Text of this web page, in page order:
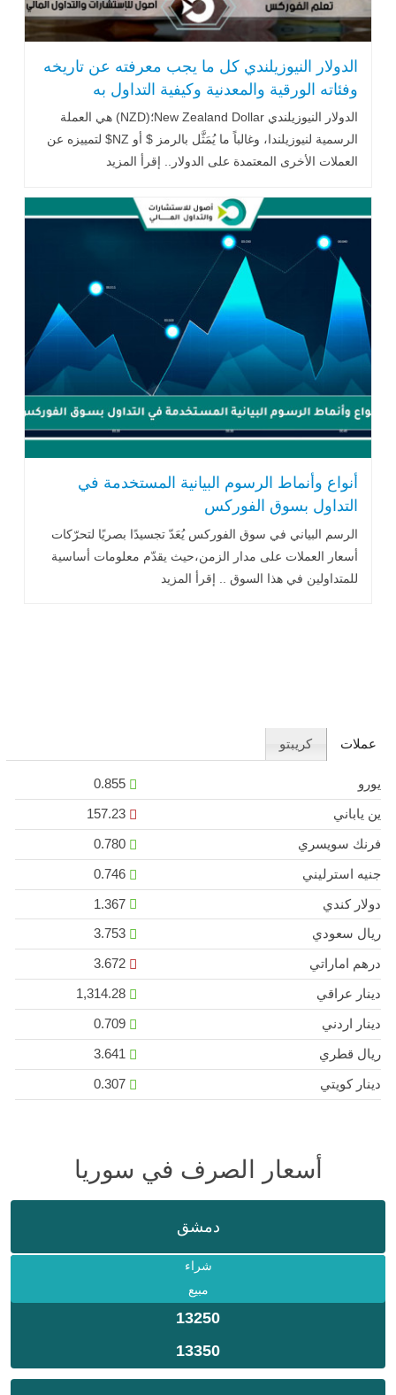
الدولار النيوزيلندي كل ما يجب معرفته عن تاريخه
وفئاته الورقية والمعدنية وكيفية التداول به
الدولار النيوزيلندي New Zealand Dollar؛(NZD) هي العملة
الرسمية لنيوزيلندا، وغالباً ما يُمَثَّل بالرمز $ أو NZ$ لتمييزه عن
العملات الأخرى المعتمدة على الدولار.. إقرأ المزيد
أنواع وأنماط الرسوم البيانية المستخدمة في
التداول بسوق الفوركس
الرسم البياني في سوق الفوركس يُعَدّ تجسيدًا بصريًا لتحرّكات
أسعار العملات على مدار الزمن،حيث يقدّم معلومات أساسية
للمتداولين في هذا السوق .. إقرأ المزيد
عملات كريبتو
يورو
0.855
ين ياباني
157.23
فرنك سويسري
0.780
جنيه استرليني
0.746
دولار كندي
1.367
ريال سعودي
3.753
درهم اماراتي
3.672
دينار عراقي
1,314.28
دينار اردني
0.709
ريال قطري
دينار كويتي
0.307
أسعار الصرف في سوريا
دمشق
شراء
مبيع
13250
13350